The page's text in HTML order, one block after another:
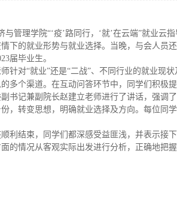
与管理学院“‘疫’路同行，‘就’在云端”就业
下的就业形势与就业选择。当晚，与会人员
届毕业生。
针对“就业”还是“二战”、不同行业的就业现状
多个渠道。在互动问答环节中，同学们积极
书记兼副院长赵建立老师进行了讲话，强调
，转变思想，明确就业选择及方向。每位同
利结束，同学们都深感受益匪浅，并表示接
的情况从客观实际出发进行分析，正确地把